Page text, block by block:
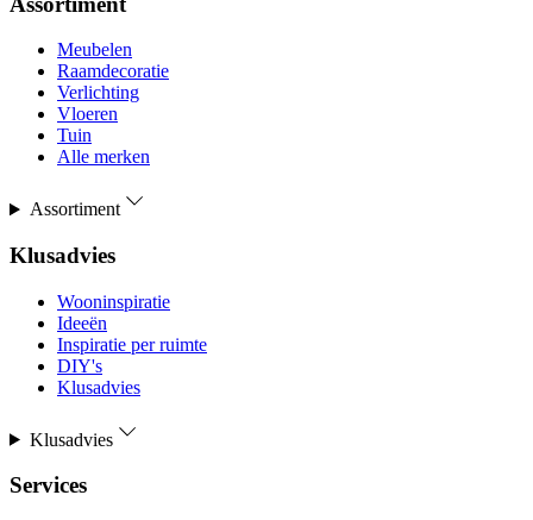
Meubelen
Raamdecoratie
Verlichting
Vloeren
Tuin
Alle merken
Assortiment
Klusadvies
Wooninspiratie
Ideeën
Inspiratie per ruimte
DIY's
Klusadvies
Klusadvies
Services